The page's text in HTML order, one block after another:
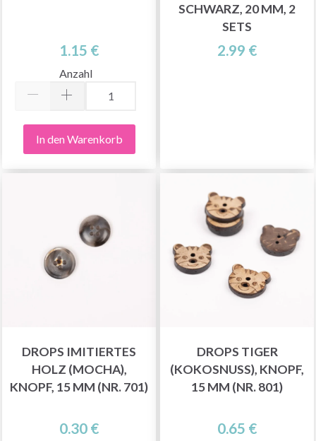
1.15 €
Anzahl
In den Warenkorb
SCHWARZ, 20 MM, 2
SETS
2.99 €
DROPS IMITIERTES
HOLZ (MOCHA),
KNOPF, 15 MM (NR. 701)
0.30 €
DROPS TIGER
(KOKOSNUSS), KNOPF,
15 MM (NR. 801)
0.65 €